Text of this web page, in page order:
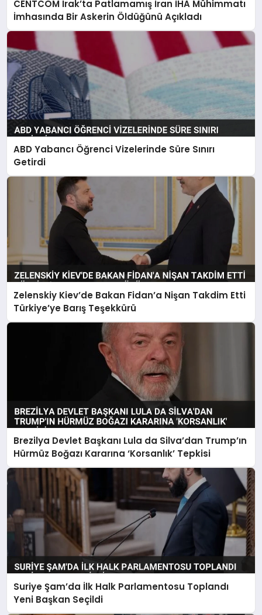
CENTCOM Irak’ta Patlamamış İran İHA Mühimmatı
İmhasında Bir Askerin Öldüğünü Açıkladı
ABD Yabancı Öğrenci Vizelerinde Süre Sınırı
Getirdi
Zelenskiy Kiev’de Bakan Fidan’a Nişan Takdim Etti
Türkiye’ye Barış Teşekkürü
Brezilya Devlet Başkanı Lula da Silva’dan Trump’ın
Hürmüz Boğazı Kararına ‘Korsanlık’ Tepkisi
Suriye Şam’da İlk Halk Parlamentosu Toplandı
Yeni Başkan Seçildi